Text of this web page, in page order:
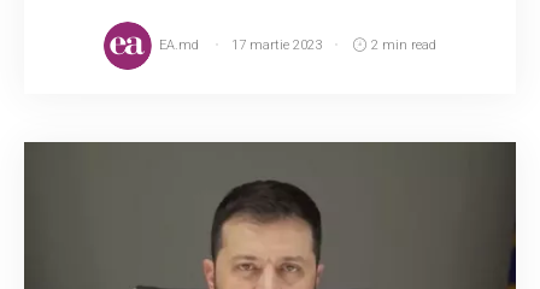
EA.md 17 martie 2023 2 min read